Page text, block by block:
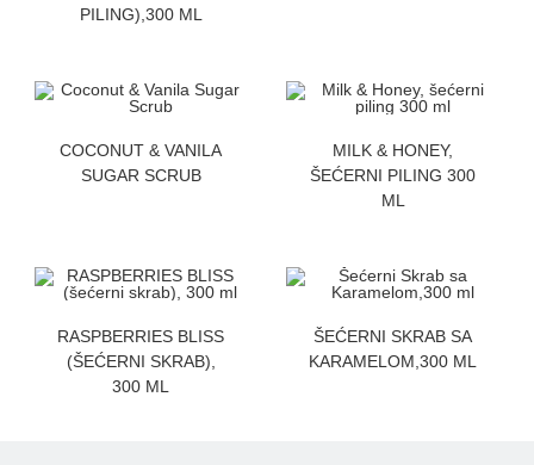
PILING),300 ML
COCONUT & VANILA
SUGAR SCRUB
MILK & HONEY,
ŠEĆERNI PILING 300
ML
RASPBERRIES BLISS
(ŠEĆERNI SKRAB),
300 ML
ZATRAZITE CENU
ŠEĆERNI SKRAB SA
KARAMELOM,300 ML